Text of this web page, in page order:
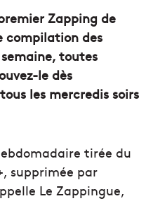
Zapping de
compilation des
toutes
le dès
les mercredis soirs
tirée du
supprimée par
Le Zappingue,